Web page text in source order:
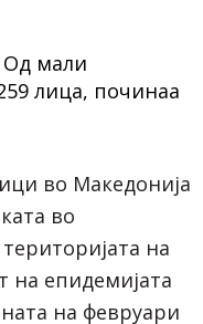
во Македонија
во
на
на епидемијата
на февруари